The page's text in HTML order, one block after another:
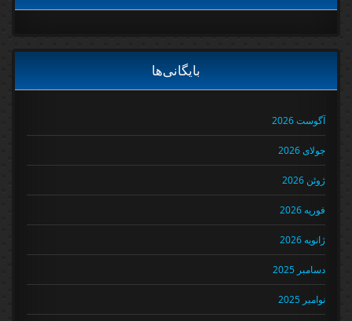
بایگانی‌ها
آگوست 2026
جولای 2026
ژوئن 2026
فوریه 2026
ژانویه 2026
دسامبر 2025
نوامبر 2025